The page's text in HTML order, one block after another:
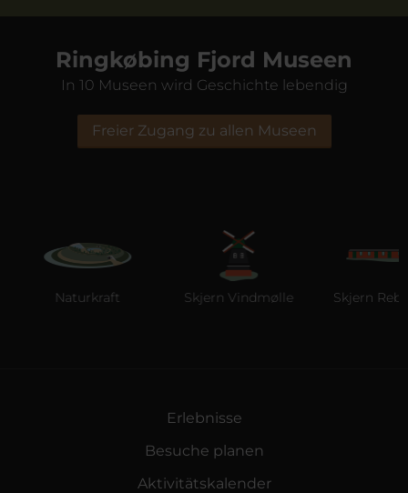
Ringkøbing Fjord Museen
In 10 Museen wird Geschichte lebendig
Freier Zugang zu allen Museen
Naturkraft Skjern Vindmølle Skjern
Erlebnisse
Besuche planen
Aktivitätskalender